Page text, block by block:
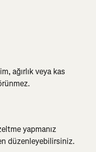
ağırlık veya kas
yapmanız
düzenleyebilirsiniz.